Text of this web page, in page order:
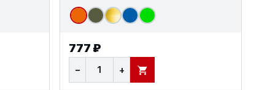
777 ₽
− + В КОРЗИНУ